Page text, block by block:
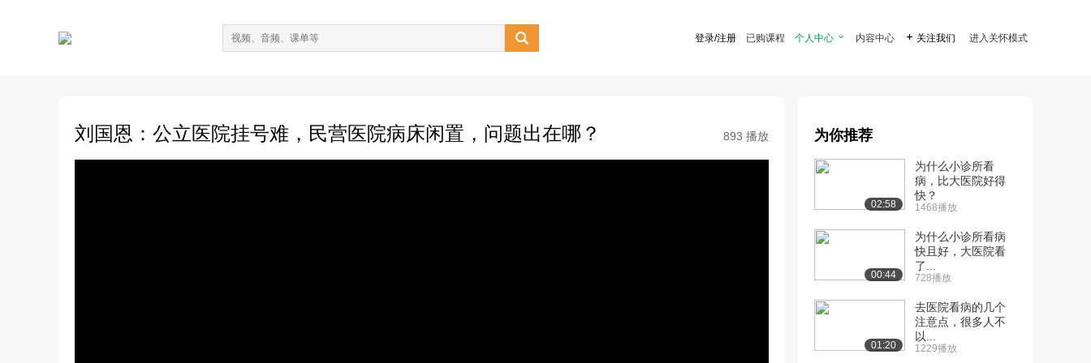
 登录/注册 已购课程 个人中心  内容中心  关注我们 进入关怀模式
刘国恩：公立医院挂号难，民营医院病床闲置，问题出在哪？ 893 播放 为你推荐
02:58
为什么小诊所看
病，比大医院好得
快？
1468播放
00:44
为什么小诊所看病
快且好，大医院看
了...
728播放
01:20
去医院看病的几个
注意点，很多人不
以...
1229播放